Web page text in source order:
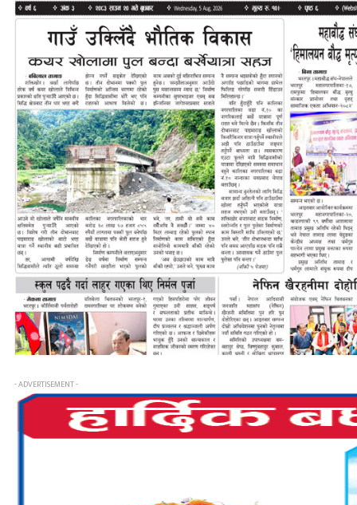
- ADVERTISEMENT -